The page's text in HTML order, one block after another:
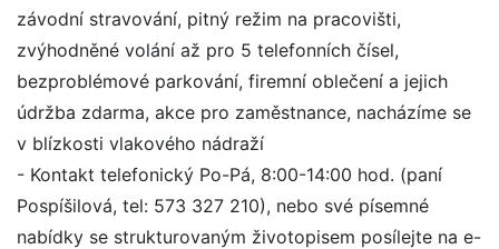
závodní stravování, pitný režim na pracovišti,
zvýhodněné volání až pro 5 telefonních čísel,
bezproblémové parkování, firemní oblečení a jejich
údržba zdarma, akce pro zaměstnance, nacházíme se
v blízkosti vlakového nádraží
- Kontakt telefonický Po-Pá, 8:00-14:00 hod. (paní
Pospíšilová, tel: 573 327 210), nebo své písemné
nabídky se strukturovaným životopisem posílejte na e-